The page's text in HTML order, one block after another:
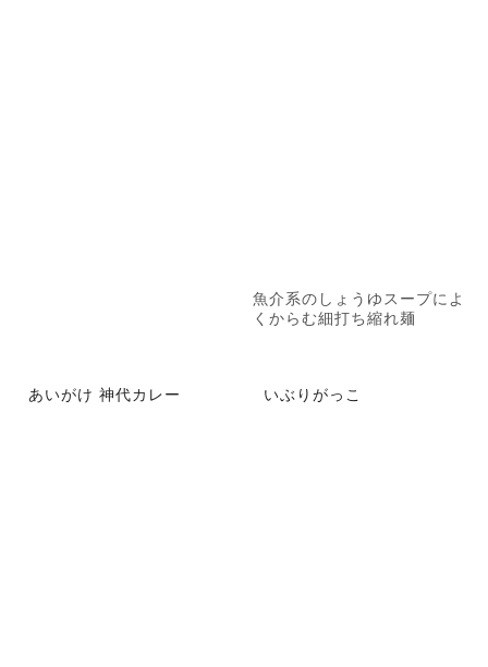
魚介系のしょうゆスープによ
くからむ細打ち縮れ麺
あいがけ 神代カレー いぶりがっこ